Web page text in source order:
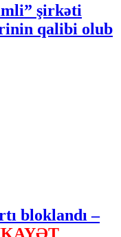
şirkəti
qalibi olub
bloklandı –